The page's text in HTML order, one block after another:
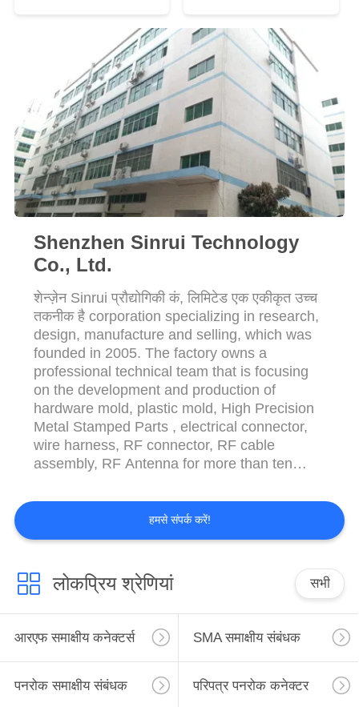
Shenzhen Sinrui Technology
Co., Ltd.
शेन्ज़ेन Sinrui प्रौद्योगिकी कं, लिमिटेड एक एकीकृत उच्च
तकनीक है corporation specializing in research,
design, manufacture and selling, which was
founded in 2005. The factory owns a
professional technical team that is focusing
on the development and production of
hardware mold, plastic mold, High Precision
Metal Stamped Parts , electrical connector,
wire harness, RF connector, RF cable
assembly, RF Antenna for more than ten
विशेषज्ञता, जिसे 2005 में स्थापित किया गया था।
कारखाने के पास एक पेशेवर तकनीकी टीम है जो हार्डवेयर
मोल्ड, प्लास्टिक मोल्...
हमसे संपर्क करें!
लोकप्रिय श्रेणियां सभी
आरएफ समाक्षीय कनेक्टर्स SMA समाक्षीय संबंधक
पनरोक समाक्षीय संबंधक परिपत्र पनरोक कनेक्टर